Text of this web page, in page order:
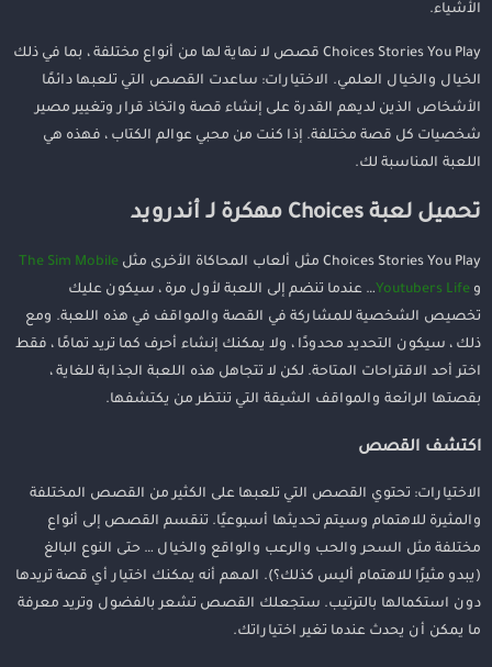
الأشياء.
Choices Stories You Play قصص لا نهاية لها من أنواع مختلفة ، بما في ذلك
الخيال والخيال العلمي. الاختيارات: ساعدت القصص التي تلعبها دائمًا
الأشخاص الذين لديهم القدرة على إنشاء قصة واتخاذ قرار وتغيير مصير
شخصيات كل قصة مختلفة. إذا كنت من محبي عوالم الكتاب ، فهذه هي
اللعبة المناسبة لك.
تحميل لعبة Choices مهكرة لـ أندرويد
Choices Stories You Play مثل ألعاب المحاكاة الأخرى مثل
The Sim Mobile
و Youtubers Life… عندما تنضم إلى اللعبة لأول مرة ، سيكون عليك
تخصيص الشخصية للمشاركة في القصة والمواقف في هذه اللعبة. ومع
ذلك ، سيكون التحديد محدودًا ، ولا يمكنك إنشاء أحرف كما تريد تمامًا ، فقط
اختر أحد الاقتراحات المتاحة. لكن لا تتجاهل هذه اللعبة الجذابة للغاية ،
بقصتها الرائعة والمواقف الشيقة التي تنتظر من يكتشفها.
اكتشف القصص
الاختيارات: تحتوي القصص التي تلعبها على الكثير من القصص المختلفة
والمثيرة للاهتمام وسيتم تحديثها أسبوعيًا. تنقسم القصص إلى أنواع
مختلفة مثل السحر والحب والرعب والواقع والخيال … حتى النوع البالغ
(يبدو مثيرًا للاهتمام أليس كذلك؟). المهم أنه يمكنك اختيار أي قصة تريدها
دون استكمالها بالترتيب. ستجعلك القصص تشعر بالفضول وتريد معرفة
ما يمكن أن يحدث عندما تغير اختياراتك.